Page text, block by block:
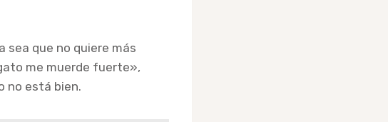
que no quiere más
me muerde fuerte»,
no está bien.